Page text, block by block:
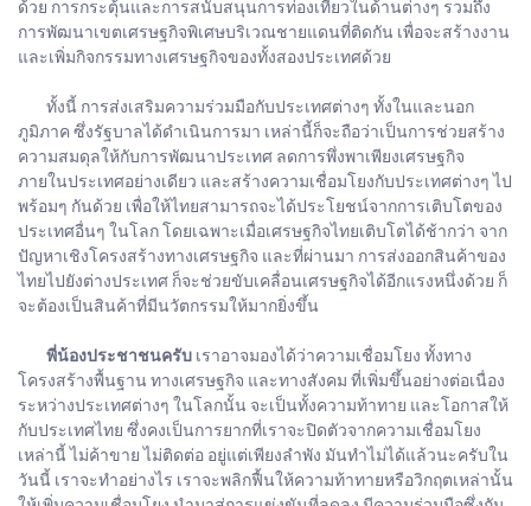
ด้วย การกระตุ้นและการสนับสนุนการท่องเที่ยวในด้านต่างๆ รวมถึง
การพัฒนาเขตเศรษฐกิจพิเศษบริเวณชายแดนที่ติดกัน เพื่อจะสร้างงาน
และเพิ่มกิจกรรมทางเศรษฐกิจของทั้งสองประเทศด้วย
ทั้งนี้ การส่งเสริมความร่วมมือกับประเทศต่างๆ ทั้งในและนอก
ภูมิภาค ซึ่งรัฐบาลได้ดำเนินการมา เหล่านี้ก็จะถือว่าเป็นการช่วยสร้าง
ความสมดุลให้กับการพัฒนาประเทศ ลดการพึ่งพาเพียงเศรษฐกิจ
ภายในประเทศอย่างเดียว และสร้างความเชื่อมโยงกับประเทศต่างๆ ไป
พร้อมๆ กันด้วย เพื่อให้ไทยสามารถจะได้ประโยชน์จากการเติบโตของ
ประเทศอื่นๆ ในโลก โดยเฉพาะเมื่อเศรษฐกิจไทยเติบโตได้ช้ากว่า จาก
ปัญหาเชิงโครงสร้างทางเศรษฐกิจ และที่ผ่านมา การส่งออกสินค้าของ
ไทยไปยังต่างประเทศ ก็จะช่วยขับเคลื่อนเศรษฐกิจได้อีกแรงหนึ่งด้วย ก็
จะต้องเป็นสินค้าที่มีนวัตกรรมให้มากยิ่งขึ้น
พี่น้องประชาชนครับ เราอาจมองได้ว่าความเชื่อมโยง ทั้งทาง
โครงสร้างพื้นฐาน ทางเศรษฐกิจ และทางสังคม ที่เพิ่มขึ้นอย่างต่อเนื่อง
ระหว่างประเทศต่างๆ ในโลกนั้น จะเป็นทั้งความท้าทาย และโอกาสให้
กับประเทศไทย ซึ่งคงเป็นการยากที่เราจะปิดตัวจากความเชื่อมโยง
เหล่านี้ ไม่ค้าขาย ไม่ติดต่อ อยู่แต่เพียงลำพัง มันทำไม่ได้แล้วนะครับใน
วันนี้ เราจะทำอย่างไร เราจะพลิกฟื้นให้ความท้าทายหรือวิกฤตเหล่านั้น